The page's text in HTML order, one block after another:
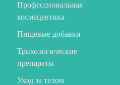
Профессиональная
космецевтика
Пищевые добавки
Трихологические
препараты
Уход за телом